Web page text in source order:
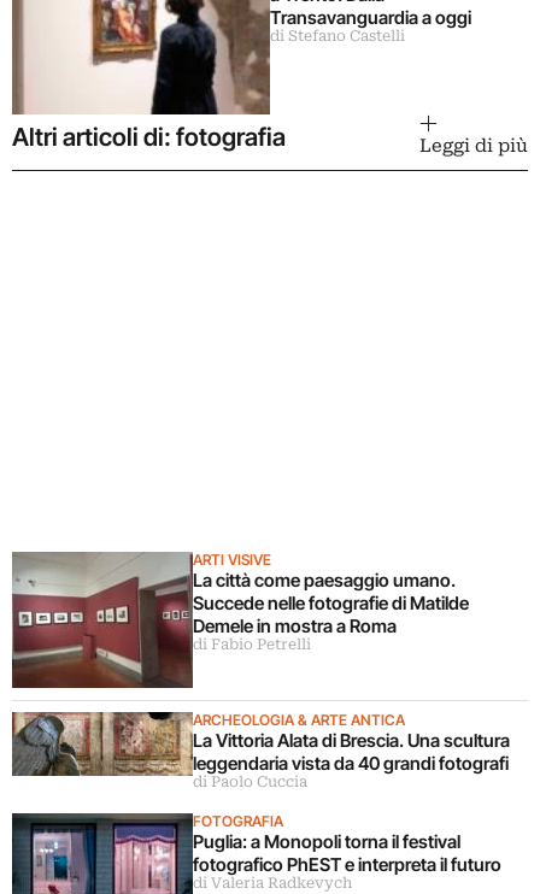
Transavanguardia a oggi
di Stefano Castelli
Altri articoli di: fotografia Leggi di più
ARTI VISIVE
La città come paesaggio umano.
Succede nelle fotografie di Matilde
Demele in mostra a Roma
di Fabio Petrelli
ARCHEOLOGIA & ARTE ANTICA
La Vittoria Alata di Brescia. Una scultura
leggendaria vista da 40 grandi fotografi
di Paolo Cuccia
FOTOGRAFIA
Puglia: a Monopoli torna il festival
fotografico PhEST e interpreta il futuro
di Valeria Radkevych